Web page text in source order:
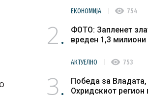
ЕКОНОМИЈА visibility 754
2
ФОТО: Запленет
вреден 1,3 милиони
АКТУЕЛНО visibility 753
3
Победа за Владата,
Охридскиот регион